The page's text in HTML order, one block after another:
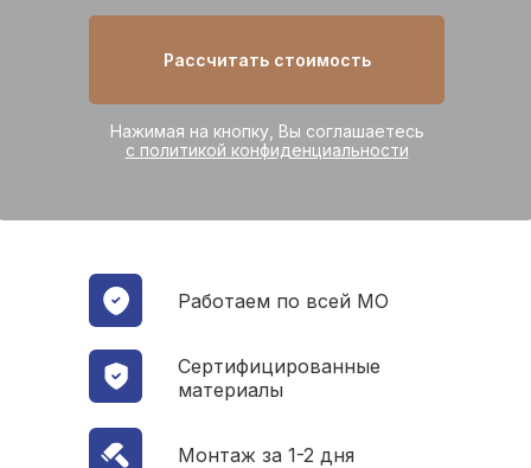
Сертифицированные
материалы
Работаем по всей МО
Монтаж за 1-2 дня
Рассчитать стоимость
Нажимая на кнопку, Вы соглашаетесь
с политикой конфиденциальности